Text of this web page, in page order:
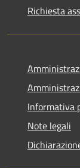
Richiesta
Informativa
Note legali